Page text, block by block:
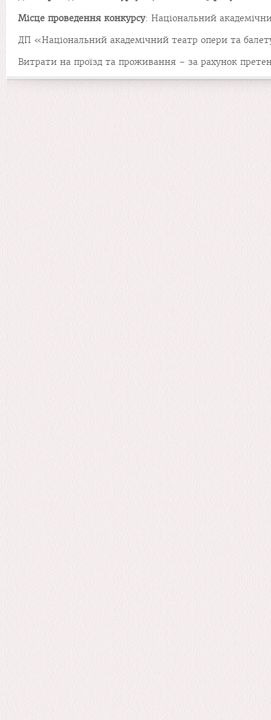
Місце проведення конкурсу: Національний
ДП «Національний академічний театр опери та
Витрати на проїзд та проживання – за рахунок